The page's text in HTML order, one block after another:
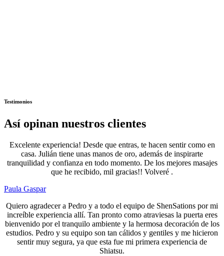
Testimonios
Así opinan nuestros clientes
Excelente experiencia! Desde que entras, te hacen sentir como en
casa. Julián tiene unas manos de oro, además de inspirarte
tranquilidad y confianza en todo momento. De los mejores masajes
que he recibido, mil gracias!! Volveré .
Paula Gaspar
Quiero agradecer a Pedro y a todo el equipo de ShenSations por mi
increíble experiencia allí. Tan pronto como atraviesas la puerta eres
bienvenido por el tranquilo ambiente y la hermosa decoración de los
estudios. Pedro y su equipo son tan cálidos y gentiles y me hicieron
sentir muy segura, ya que esta fue mi primera experiencia de
Shiatsu.